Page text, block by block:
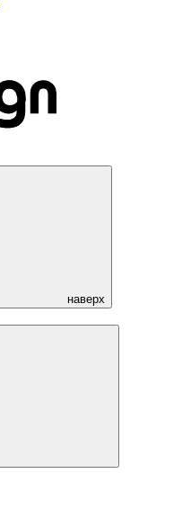
наверх